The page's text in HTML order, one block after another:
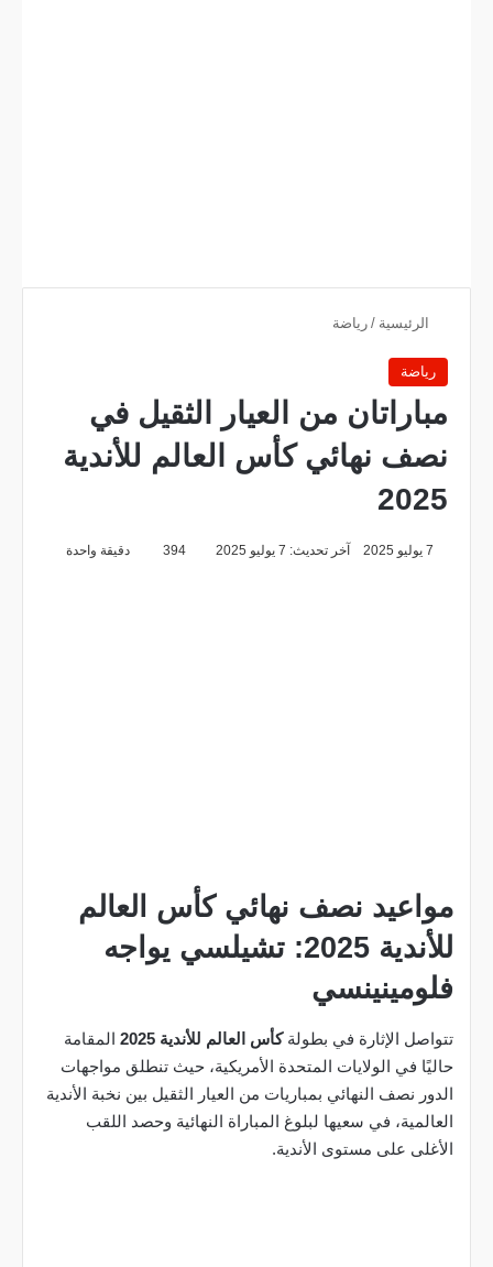
الرئيسية / رياضة
رياضة
مباراتان من العيار الثقيل في
نصف نهائي كأس العالم للأندية
2025
7 يوليو 2025 آخر تحديث: 7 يوليو 2025 394 دقيقة واحدة
مواعيد نصف نهائي كأس العالم
للأندية 2025: تشيلسي يواجه
فلومينينسي
تتواصل الإثارة في بطولةكأس العالم للأندية 2025
المقامة
حاليًا في الولايات المتحدة الأمريكية، حيث تنطلق مواجهات
الدور نصف النهائي بمباريات من العيار الثقيل بين نخبة الأندية
العالمية، في سعيها لبلوغ المباراة النهائية وحصد اللقب
الأغلى على مستوى الأندية.